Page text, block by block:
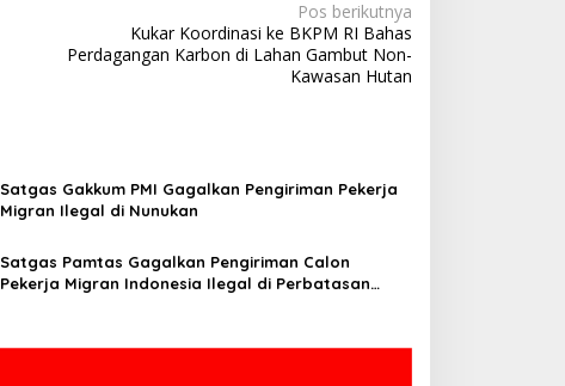
Pos berikutnya
Kukar Koordinasi ke BKPM RI Bahas
Perdagangan Karbon di Lahan Gambut Non-
Kawasan Hutan
Satgas Gakkum PMI Gagalkan Pengiriman Pekerja
Migran Ilegal di Nunukan
Satgas Pamtas Gagalkan Pengiriman Calon
Pekerja Migran Indonesia Ilegal di Perbatasan